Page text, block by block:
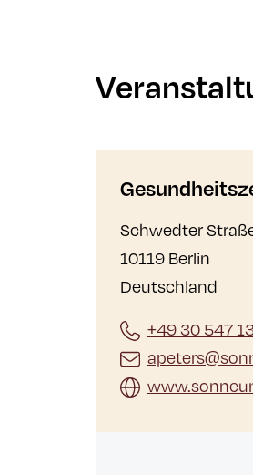
Schwedter
10119 Berlin
Deutschland
+49 30 547